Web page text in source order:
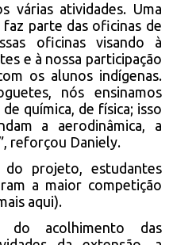
várias atividades. Uma
parte das oficinas de
oficinas visando à
e à nossa participação
os alunos indígenas.
nós ensinamos
química, de física; isso
a aerodinâmica, a
reforçou Daniely.
do projeto, estudantes
a maior competição
aqui).
do acolhimento das